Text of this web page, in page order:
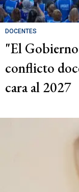
DOCENTES
"El
conflicto
cara al 2027